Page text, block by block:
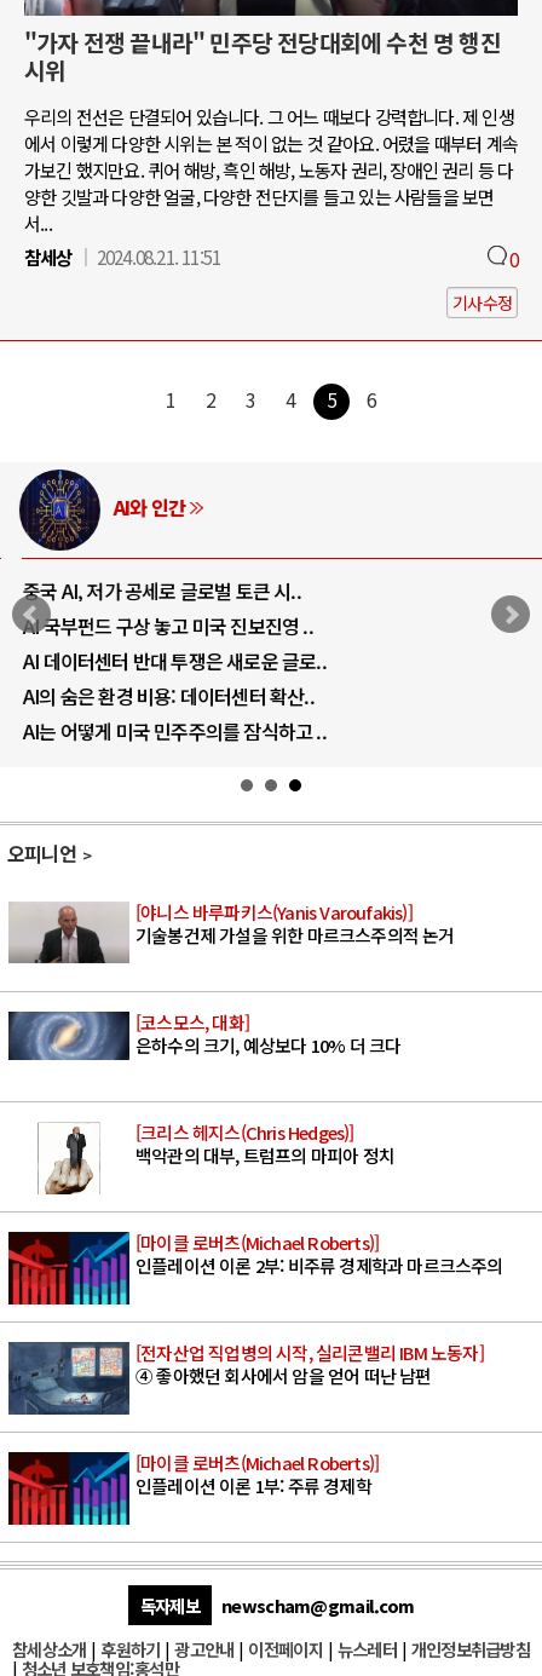
"가자 전쟁 끝내라" 민주당 전당대회에 수천 명 행진
시위
우리의 전선은 단결되어 있습니다. 그 어느 때보다 강력합니다. 제 인생
에서 이렇게 다양한 시위는 본 적이 없는 것 같아요. 어렸을 때부터 계속
가보긴 했지만요. 퀴어 해방, 흑인 해방, 노동자 권리, 장애인 권리 등 다
양한 깃발과 다양한 얼굴, 다양한 전단지를 들고 있는 사람들을 보면
서...
참세상
2024.08.21. 11:51 0
기사수정
1 2 3 4 5 6
AI와 인간
중국 AI, 저가 공세로 글로벌 토큰 시..
AI 국부펀드 구상 놓고 미국 진보진영 ..
AI 데이터센터 반대 투쟁은 새로운 글로..
AI의 숨은 환경 비용: 데이터센터 확산..
AI는 어떻게 미국 민주주의를 잠식하고 ..
오피니언
[야니스 바루파키스(Yanis Varoufakis)]
기술봉건제 가설을 위한 마르크스주의적 논거
[코스모스, 대화]
은하수의 크기, 예상보다 10% 더 크다
[크리스 헤지스(Chris Hedges)]
백악관의 대부, 트럼프의 마피아 정치
[마이클 로버츠(Michael Roberts)]
인플레이션 이론 2부: 비주류 경제학과 마르크스주의
[전자산업 직업병의 시작, 실리콘밸리 IBM 노동자]
④ 좋아했던 회사에서 암을 얻어 떠난 남편
[마이클 로버츠(Michael Roberts)]
인플레이션 이론 1부: 주류 경제학
독자제보
newscham@gmail.com
참세상소개 | 후원하기 |광고안내 | 이전페이지 | 뉴스레터| 개인정보취급방침
| 청소년 보호책임:홍석만